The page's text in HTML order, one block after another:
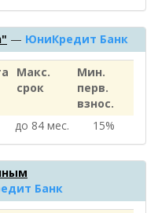
— ЮниКредит Банк
Макс.
срок
Мин.
перв.
взнос.
до 84 мес. 15%
Банк